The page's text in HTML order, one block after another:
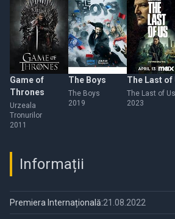
Game of
Thrones
Urzeala
Tronurilor
2011
The Boys
The Boys
2019
The Last of
The Last of Us
2023
Informații
Premiera Internațională:21.08.2022